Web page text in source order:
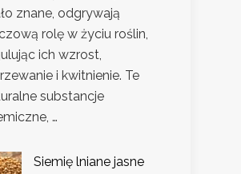
znane, odgrywają
rolę w życiu roślin,
ich wzrost,
i kwitnienie. Te
substancje
…
Siemię lniane jasne